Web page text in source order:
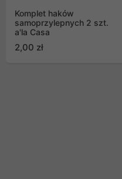
Komplet haków
samoprzylepnych 2 szt.
a'la Casa
2,00 zł